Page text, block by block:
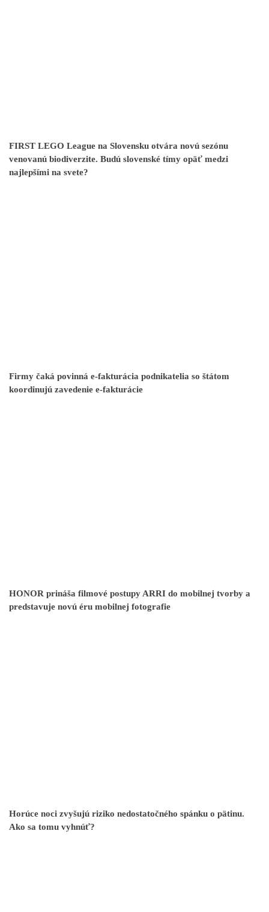
FIRST LEGO League na Slovensku otvára novú sezónu
venovanú biodiverzite. Budú slovenské tímy opäť medzi
najlepšími na svete?
Firmy čaká povinná e-fakturácia podnikatelia so štátom
koordinujú zavedenie e-fakturácie
HONOR prináša filmové postupy ARRI do mobilnej tvorby a
predstavuje novú éru mobilnej fotografie
Horúce noci zvyšujú riziko nedostatočného spánku o pätinu.
Ako sa tomu vyhnúť?